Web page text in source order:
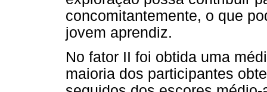
concomitantemente, o que
jovem aprendiz.
No fator II foi obtida uma
maioria dos participantes